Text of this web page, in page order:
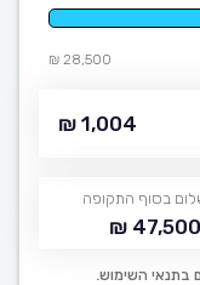
28,500 ₪
1,004 ₪
בסוף התקופה
47,500 ₪
בתנאי השימוש.